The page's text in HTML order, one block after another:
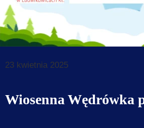
23 kwietnia 2025
Wiosenna Wędrówka